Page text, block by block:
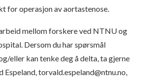
for operasjon av aortastenose.
mellom forskere ved NTNU og
Dersom du har spørsmål
eller kan tenke deg å delta, ta gjerne
torvald.espeland@ntnu.no,